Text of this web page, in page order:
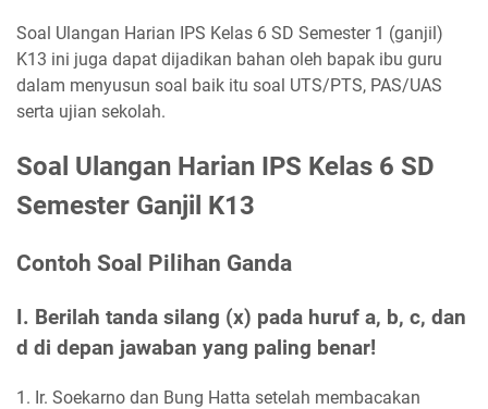
Soal Ulangan Harian IPS Kelas 6 SD Semester 1 (ganjil)
K13 ini juga dapat dijadikan bahan oleh bapak ibu guru
dalam menyusun soal baik itu soal UTS/PTS, PAS/UAS
serta ujian sekolah.
Soal Ulangan Harian IPS Kelas 6 SD
Semester Ganjil K13
Contoh Soal Pilihan Ganda
I. Berilah tanda silang (x) pada huruf a, b, c, dan
d di depan jawaban yang paling benar!
1. Ir. Soekarno dan Bung Hatta setelah membacakan